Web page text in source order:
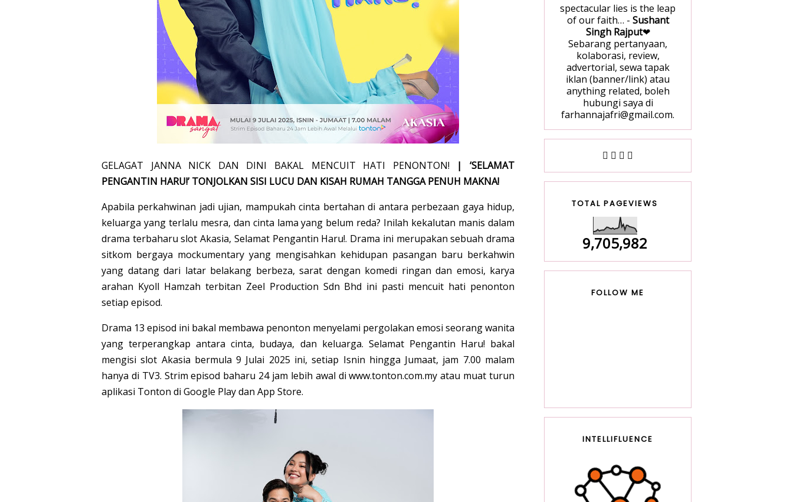
GELAGAT JANNA NICK DAN DINI BAKAL MENCUIT HATI PENONTON!
| ‘SELAMAT
PENGANTIN HARU!’ TONJOLKAN SISI LUCU DAN KISAH RUMAH TANGGA PENUH MAKNA!
Apabila perkahwinan jadi ujian, mampukah cinta bertahan di antara perbezaan gaya hidup,
keluarga yang terlalu mesra, dan cinta lama yang belum reda? Inilah kekalutan manis dalam
drama terbaharu slot Akasia, Selamat Pengantin Haru!. Drama ini merupakan sebuah drama
sitkom bergaya mockumentary yang mengisahkan kehidupan pasangan baru berkahwin
yang datang dari latar belakang berbeza, sarat dengan komedi ringan dan emosi, karya
arahan Kyoll Hamzah terbitan Zeel Production Sdn Bhd ini pasti mencuit hati penonton
setiap episod.
Drama 13 episod ini bakal membawa penonton menyelami pergolakan emosi seorang wanita
yang terperangkap antara cinta, budaya, dan keluarga. Selamat Pengantin Haru! bakal
mengisi slot Akasia bermula 9 Julai 2025 ini, setiap Isnin hingga Jumaat, jam 7.00 malam
hanya di TV3. Strim episod baharu 24 jam lebih awal di www.tonton.com.my atau muat turun
aplikasi Tonton di Google Play dan App Store.
spectacular lies is the leap
of our faith… - Sushant
Singh Rajput❤
Sebarang pertanyaan,
kolaborasi, review,
advertorial, sewa tapak
iklan (banner/link) atau
anything related, boleh
hubungi saya di
farhannajafri@gmail.com.
TOTAL PAGEVIEWS
9,705,982
FOLLOW ME
INTELLIFLUENCE